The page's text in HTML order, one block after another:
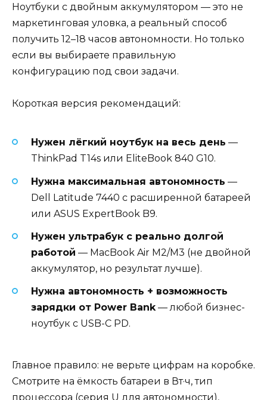
Ноутбуки с двойным аккумулятором — это не
маркетинговая уловка, а реальный способ
получить 12–18 часов автономности. Но только
если вы выбираете правильную
конфигурацию под свои задачи.
Короткая версия рекомендаций:
Нужен лёгкий ноутбук на весь день —
ThinkPad T14s или EliteBook 840 G10.
Нужна максимальная автономность —
Dell Latitude 7440 с расширенной батареей
или ASUS ExpertBook B9.
Нужен ультрабук с реально долгой
работой — MacBook Air M2/M3 (не двойной
аккумулятор, но результат лучше).
Нужна автономность + возможность
зарядки от Power Bank— любой бизнес-
ноутбук с USB-C PD.
Главное правило: не верьте цифрам на коробке.
Смотрите на ёмкость батареи в Вт·ч, тип
процессора (серия U для автономности),